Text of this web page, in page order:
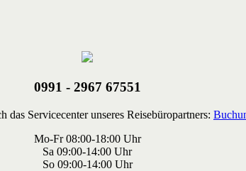
0991 - 2967 67551
Servicecenter unseres Reisebüropartners:
Mo-Fr 08:00-18:00 Uhr
Sa 09:00-14:00 Uhr
So 09:00-14:00 Uhr